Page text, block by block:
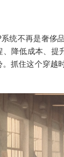
统不再是奢侈
降低成本、提
抓住这个穿越